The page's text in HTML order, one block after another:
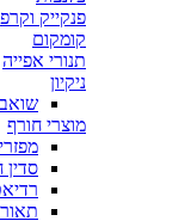
פנקייק וקרפ
קומקום
תנורי אפייה
ניקיון
מוצרי חורף
סדין